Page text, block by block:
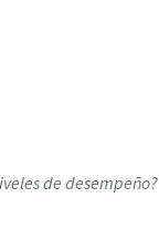
de desempeño?